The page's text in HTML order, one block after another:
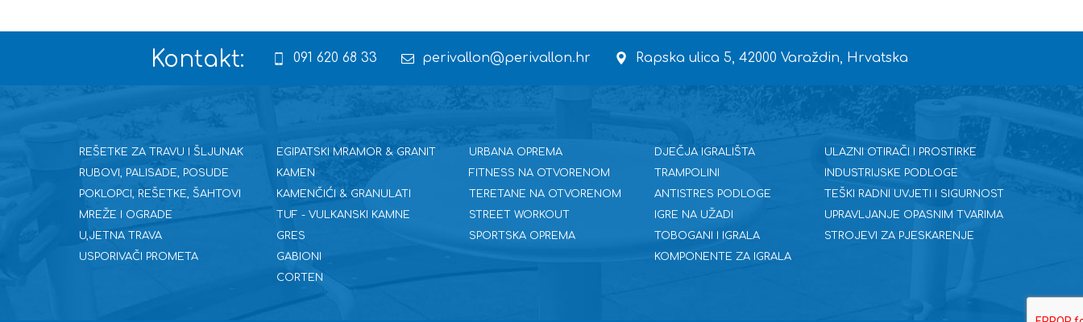
Kontakt: 091 620 68 33 perivallon@perivallon.hr Rapska ulica 5, 42000 Varaždin, Hrvatska
REŠETKE ZA TRAVU I ŠLJUNAK
RUBOVI, PALISADE, POSUDE
POKLOPCI, REŠETKE, ŠAHTOVI
MREŽE I OGRADE
U,JETNA TRAVA
USPORIVAČI PROMETA
EGIPATSKI MRAMOR & GRANIT
KAMEN
KAMENČIĆI & GRANULATI
TUF - VULKANSKI KAMNE
GRES
GABIONI
CORTEN
URBANA OPREMA
FITNESS NA OTVORENOM
TERETANE NA OTVORENOM
STREET WORKOUT
SPORTSKA OPREMA
DJEČJA IGRALIŠTA
TRAMPOLINI
ANTISTRES PODLOGE
IGRE NA UŽADI
TOBOGANI I IGRALA
KOMPONENTE ZA IGRALA
ULAZNI OTIRAČI I PROSTIRKE
INDUSTRIJSKE PODLOGE
TEŠKI RADNI UVJETI I SIGURNOST
UPRAVLJANJE OPASNIM TVARIMA
STROJEVI ZA PJESKARENJE